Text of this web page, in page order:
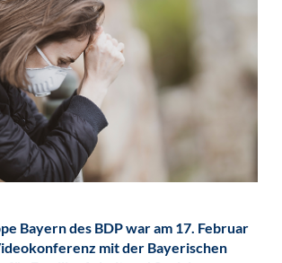
Bayern des BDP war am 17. Februar
mit der Bayerischen